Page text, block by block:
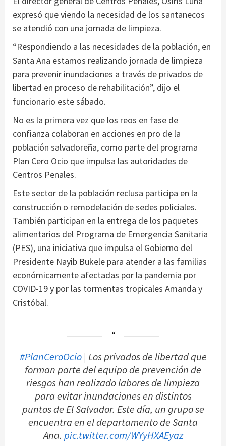
expresó que viendo la necesidad de los santanecos
se atendió con una jornada de limpieza.
“Respondiendo a las necesidades de la población, en
Santa Ana estamos realizando jornada de limpieza
para prevenir inundaciones a través de privados de
libertad en proceso de rehabilitación”, dijo el
funcionario este sábado.
No es la primera vez que los reos en fase de
confianza colaboran en acciones en pro de la
población salvadoreña, como parte del programa
Plan Cero Ocio que impulsa las autoridades de
Centros Penales.
Este sector de la población reclusa participa en la
construcción o remodelación de sedes policiales.
También participan en la entrega de los paquetes
alimentarios del Programa de Emergencia Sanitaria
(PES), una iniciativa que impulsa el Gobierno del
Presidente Nayib Bukele para atender a las familias
económicamente afectadas por la pandemia por
COVID-19 y por las tormentas tropicales Amanda y
Cristóbal.
#PlanCeroOcio| Los privados de libertad que
forman parte del equipo de prevención de
riesgos han realizado labores de limpieza
para evitar inundaciones en distintos
puntos de El Salvador. Este día, un grupo se
encuentra en el departamento de Santa
Ana. pic.twitter.com/WYyHXAEyaz